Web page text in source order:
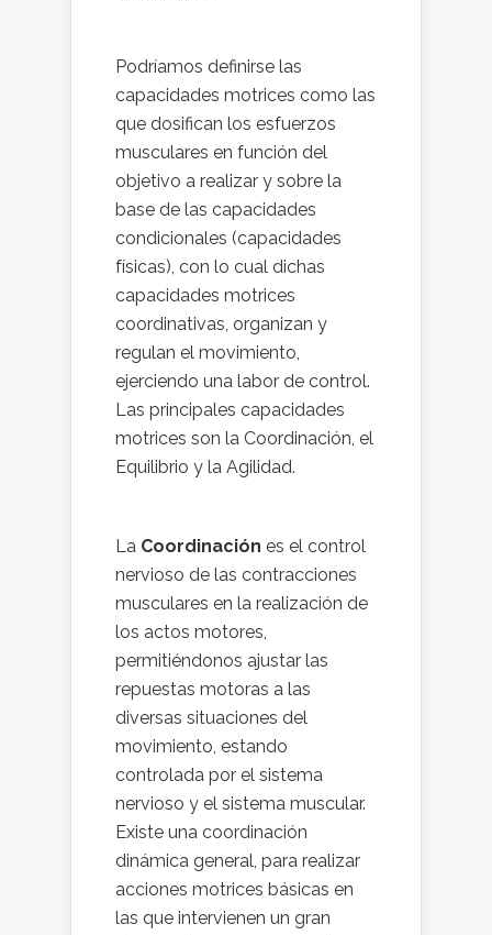
Podríamos definirse las
capacidades motrices como las
que dosifican los esfuerzos
musculares en función del
objetivo a realizar y sobre la
base de las capacidades
condicionales (capacidades
físicas), con lo cual dichas
capacidades motrices
coordinativas, organizan y
regulan el movimiento,
ejerciendo una labor de control.
Las principales capacidades
motrices son la Coordinación, el
Equilibrio y la Agilidad.
La Coordinación es el control
nervioso de las contracciones
musculares en la realización de
los actos motores,
permitiéndonos ajustar las
repuestas motoras a las
diversas situaciones del
movimiento, estando
controlada por el sistema
nervioso y el sistema muscular.
Existe una coordinación
dinámica general, para realizar
acciones motrices básicas en
las que intervienen un gran